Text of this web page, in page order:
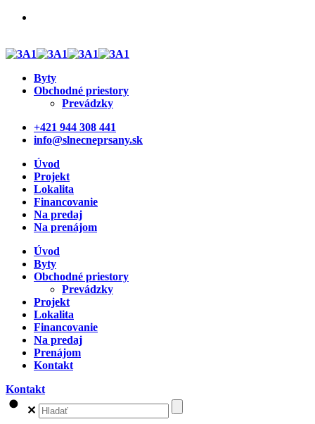
Byty
Obchodné priestory
Prevádzky
+421 944 308 441
info@slnecneprsany.sk
Úvod
Projekt
Lokalita
Financovanie
Na predaj
Na prenájom
Úvod
Byty
Obchodné priestory
Prevádzky
Projekt
Lokalita
Financovanie
Na predaj
Prenájom
Kontakt
Kontakt
✕